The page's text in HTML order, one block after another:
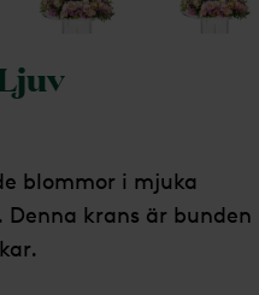
blommor i mjuka
krans är bunden